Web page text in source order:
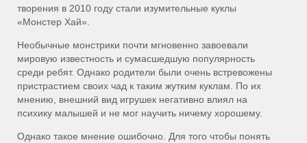
творения в 2010 году стали изумительные куклы
«Монстер Хай».
Необычные монстрики почти мгновенно завоевали
мировую известность и сумасшедшую популярность
среди ребят. Однако родители были очень встревожены
пристрастием своих чад к таким жутким куклам. По их
мнению, внешний вид игрушек негативно влиял на
психику малышей и не мог научить ничему хорошему.
Однако такое мнение ошибочно. Для того чтобы понять